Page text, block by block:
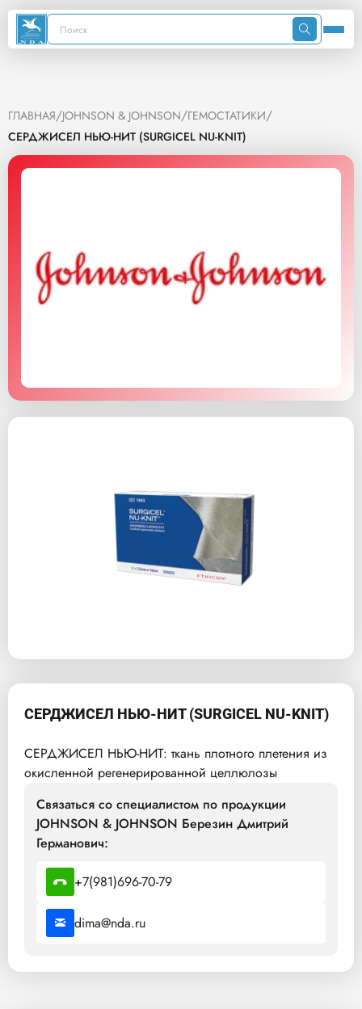
ГЛАВНАЯ/JOHNSON & JOHNSON/ГЕМОСТАТИКИ/
СЕРДЖИСЕЛ НЬЮ-НИТ (SURGICEL NU-KNIT)
СЕРДЖИСЕЛ НЬЮ-НИТ (SURGICEL NU-KNIT)
СЕРДЖИСЕЛ НЬЮ-НИТ: ткань плотного плетения из
окисленной регенерированной целлюлозы
Связаться со специалистом по продукции
JOHNSON & JOHNSON Березин Дмитрий
Германович:
+7(981)696-70-79
dima@nda.ru